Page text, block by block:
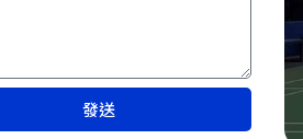
發送